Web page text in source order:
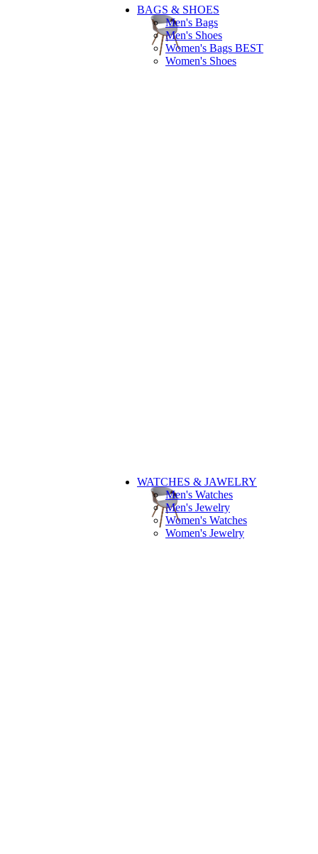
BAGS & SHOES
Men's Bags
Men's Shoes
Women's Bags BEST
Women's Shoes
WATCHES & JAWELRY
Men's Watches
Men's Jewelry
Women's Watches
Women's Jewelry